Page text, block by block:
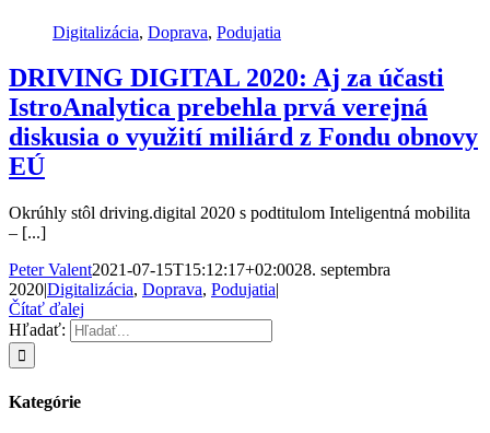
Digitalizácia, Doprava, Podujatia
DRIVING DIGITAL 2020: Aj za účasti
IstroAnalytica prebehla prvá verejná
diskusia o využití miliárd z Fondu obnovy
EÚ
Okrúhly stôl driving.digital 2020 s podtitulom Inteligentná mobilita
– [...]
Peter Valent2021-07-15T15:12:17+02:0028. septembra
2020|Digitalizácia, Doprava, Podujatia|
Čítať ďalej
Hľadať:
Kategórie